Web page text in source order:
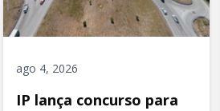
ago 4, 2026
IP lança concurso para